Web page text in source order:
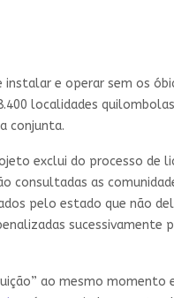
e operar sem os
localidades
conjunta.
exclui do processo de
consultadas as
pelo estado que não
sucessivamente
ao mesmo momento